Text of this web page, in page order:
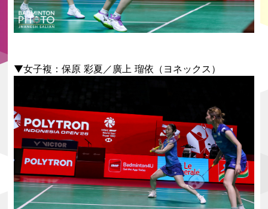
▼女子複：保原 彩夏／廣上 瑠依（ヨネックス）